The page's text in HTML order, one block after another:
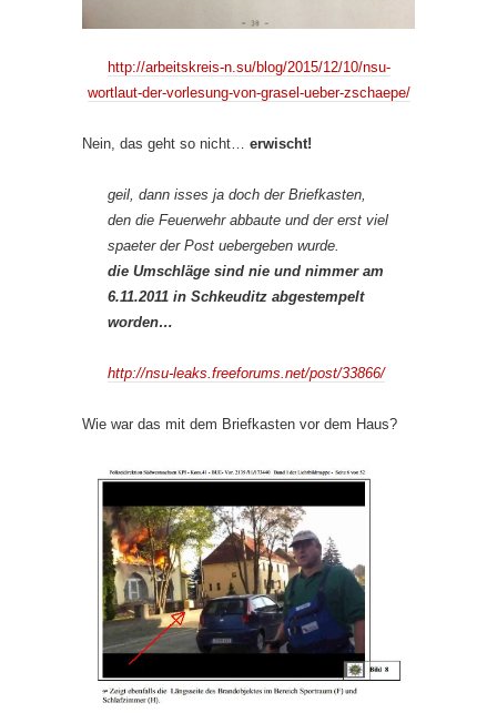
http://arbeitskreis-n.su/blog/2015/12/10/nsu-
wortlaut-der-vorlesung-von-grasel-ueber-zschaepe/
Nein, das geht so nicht… erwischt!
geil, dann isses ja doch der Briefkasten,
den die Feuerwehr abbaute und der erst viel
spaeter der Post uebergeben wurde.
die Umschläge sind nie und nimmer am
6.11.2011 in Schkeuditz abgestempelt
worden…
http://nsu-leaks.freeforums.net/post/33866/
Wie war das mit dem Briefkasten vor dem Haus?